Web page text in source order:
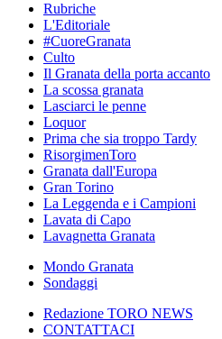
Rubriche
L'Editoriale
#CuoreGranata
Culto
Il Granata della porta accanto
La scossa granata
Lasciarci le penne
Loquor
Prima che sia troppo Tardy
RisorgimenToro
Granata dall'Europa
Gran Torino
La Leggenda e i Campioni
Lavata di Capo
Lavagnetta Granata
Mondo Granata
Sondaggi
Redazione TORO NEWS
CONTATTACI